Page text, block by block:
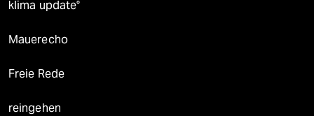
klima update°
Mauerecho
Freie Rede
reingehen